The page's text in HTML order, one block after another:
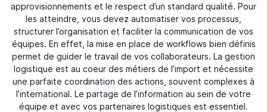
approvisionnements et le respect d’un standard qualité. Pour
les atteindre, vous devez automatiser vos processus,
structurer l’organisation et faciliter la communication de vos
équipes. En effet, la mise en place de workflows bien définis
permet de guider le travail de vos collaborateurs. La gestion
logistique est au coeur des métiers de l’import et nécessite
une parfaite coordination des actions, souvent complexes à
l’international. Le partage de l’information au sein de votre
équipe et avec vos partenaires logistiques est essentiel.